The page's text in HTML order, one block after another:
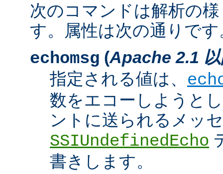
次のコマンドは解析の
す。属性は次の通りです
echomsg (Apache 2.1
指定される値は、
数をエコーしようと
ントに送られるメッ
SSIUndefinedEcho
書きします。